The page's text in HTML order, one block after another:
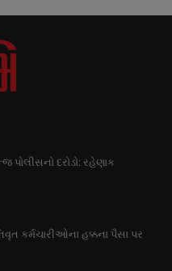
પોલીસનો દરોડો: રહેણાક
કર્મચારીઓના હક્કના પૈસા પર